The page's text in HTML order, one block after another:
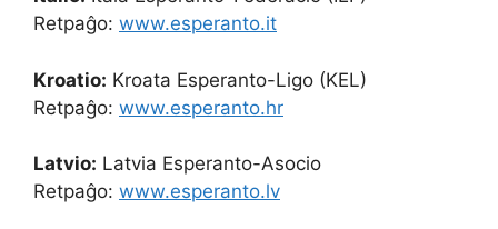
Retpaĝo: www.esperanto.it
Kroatio: Kroata Esperanto-Ligo (KEL)
Retpaĝo: www.esperanto.hr
Latvio: Latvia Esperanto-Asocio
Retpaĝo: www.esperanto.lv